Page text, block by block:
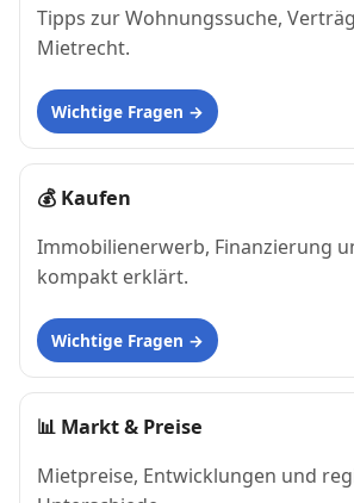
Tipps zur Wohnungssuche,
Mietrecht.
Wichtige Fragen
💰 Kaufen
Immobilienerwerb, Finanzierung
kompakt erklärt.
Wichtige Fragen
📊 Markt & Preise
Mietpreise, Entwicklungen und